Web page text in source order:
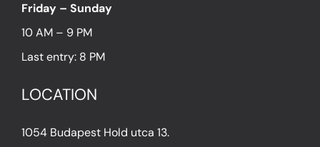
Friday – Sunday
10 AM – 9 PM
Last entry: 8 PM
LOCATION
1054 Budapest Hold utca 13.